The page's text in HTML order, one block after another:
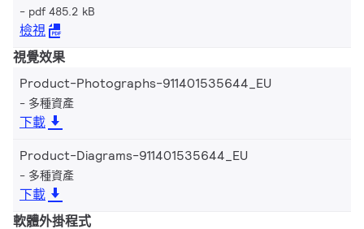
pdf 485.2 kB
檢視
視覺效果
Product-Photographs-911401535644_EU
多種資產
下載
Product-Diagrams-911401535644_EU
多種資產
下載
軟體外掛程式